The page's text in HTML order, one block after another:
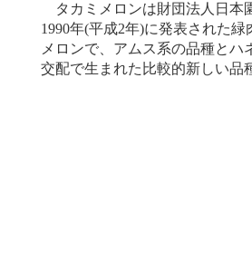
タカミメロンは財団法人日本
1990年(平成2年)に発表された緑
メロンで、アムス系の品種とハ
交配で生まれた比較的新しい品